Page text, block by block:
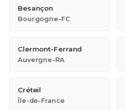
Besançon
Bourgogne-FC
Clermont-Ferrand
Auvergne-RA
Créteil
Île-de-France